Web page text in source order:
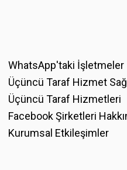
WhatsApp'taki İşletmeler
Üçüncü Taraf Hizmet
Üçüncü Taraf Hizmetleri
Facebook Şirketleri
Kurumsal Etkileşimler